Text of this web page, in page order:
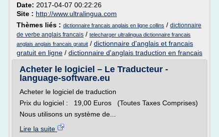
Date: 2017-04-07 00:22:26
Site : http://www.ultralingua.com
Thèmes liés : dictionnaire francais anglais en ligne collins / dictionnaire
de verbe anglais francais / telecharger ultralingua dictionnaire francais
anglais anglais francais gratuit / dictionnaire d'anglais et francais
gratuit en ligne / dictionnaire d'anglais traduction en francais
Acheter le logiciel – Le Traducteur -
language-software.eu
Acheter le logiciel de traduction
Prix du logiciel : 19,00 Euros (Toutes Taxes Comprises)
Nous utilisons un système de...
Lire la suite